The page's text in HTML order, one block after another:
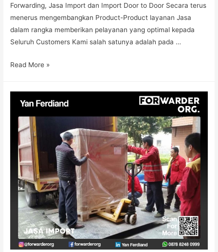
Forwarding, Jasa Import dan Import Door to Door Secara terus
menerus mengembangkan Product-Product layanan Jasa
dalam rangka memberikan pelayanan yang optimal kepada
Seluruh Customers Kami salah satunya adalah pada …
Read More »